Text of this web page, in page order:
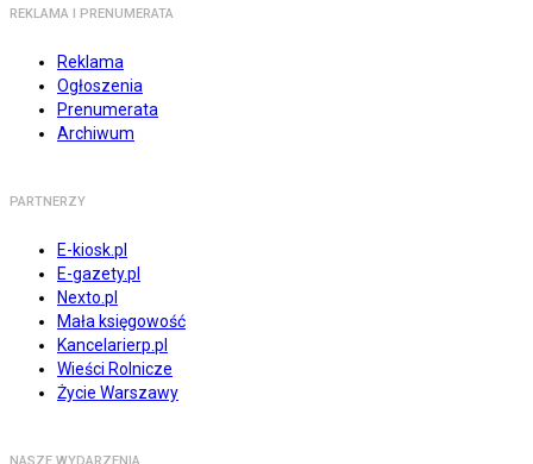
REKLAMA I PRENUMERATA
Reklama
Ogłoszenia
Prenumerata
Archiwum
PARTNERZY
E-kiosk.pl
E-gazety.pl
Nexto.pl
Mała księgowość
Kancelarierp.pl
Wieści Rolnicze
Życie Warszawy